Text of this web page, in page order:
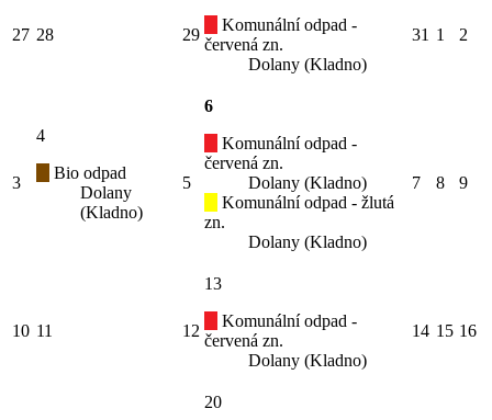
27 28 29
Komunální odpad -
červená zn.
Dolany (Kladno)
31 1 2
3
4
Bio odpad
Dolany
(Kladno)
5
6
Komunální odpad -
červená zn.
Dolany (Kladno)
Komunální odpad - žlutá
zn.
Dolany (Kladno)
7 8 9
10 11 12
13
Komunální odpad -
červená zn.
Dolany (Kladno)
14 15 16
20